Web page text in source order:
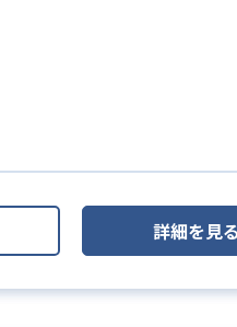
詳細を見る